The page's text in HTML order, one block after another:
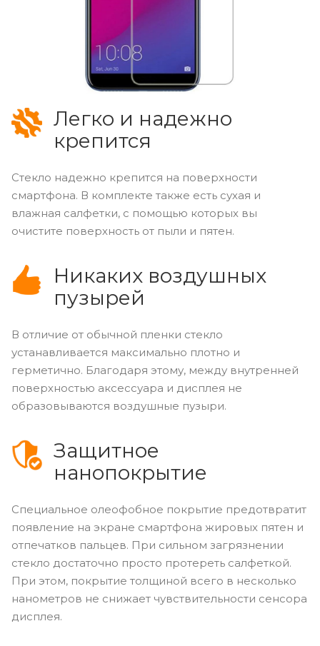
Легко и надежно
крепится
Стекло надежно крепится на поверхности
смартфона. В комплекте также есть сухая и
влажная салфетки, с помощью которых вы
очистите поверхность от пыли и пятен.
Никаких воздушных
пузырей
В отличие от обычной пленки стекло
устанавливается максимально плотно и
герметично. Благодаря этому, между внутренней
поверхностью аксессуара и дисплея не
образовываются воздушные пузыри.
Защитное
нанопокрытие
Специальное олеофобное покрытие предотвратит
появление на экране смартфона жировых пятен и
отпечатков пальцев. При сильном загрязнении
стекло достаточно просто протереть салфеткой.
При этом, покрытие толщиной всего в несколько
нанометров не снижает чувствительности сенсора
дисплея.